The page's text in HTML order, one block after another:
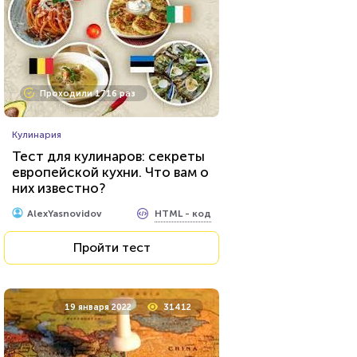
Проходили 11746 раз
Тест: Какое хобби вам
подойдет?
Пройти тест
17 декабря 2021
Проходили 1716 раз
Кулинария
Тест для кулинаров: секреты
европейской кухни. Что вам о
них известно?
AlexYasnovidov HTML - код
Пройти тест
19 января 2022 31412